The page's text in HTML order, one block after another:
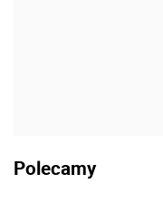
Polecamy